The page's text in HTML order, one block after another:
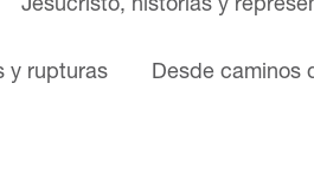
Jesucristo, historias y
y rupturas Desde caminos